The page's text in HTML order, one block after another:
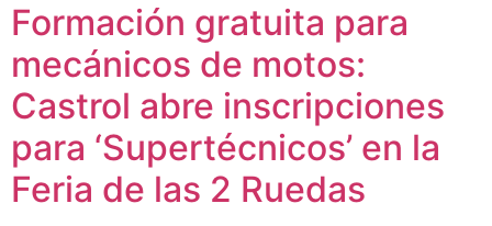
Formación gratuita para
mecánicos de motos:
Castrol abre inscripciones
para ‘Supertécnicos’ en la
Feria de las 2 Ruedas